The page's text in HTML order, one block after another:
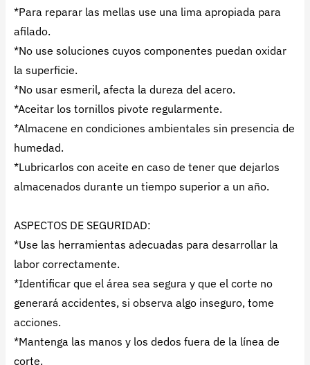
*Para reparar las mellas use una lima apropiada para
afilado.
*No use soluciones cuyos componentes puedan oxidar
la superficie.
*No usar esmeril, afecta la dureza del acero.
*Aceitar los tornillos pivote regularmente.
*Almacene en condiciones ambientales sin presencia de
humedad.
*Lubricarlos con aceite en caso de tener que dejarlos
almacenados durante un tiempo superior a un año.
ASPECTOS DE SEGURIDAD:
*Use las herramientas adecuadas para desarrollar la
labor correctamente.
*Identificar que el área sea segura y que el corte no
generará accidentes, si observa algo inseguro, tome
acciones.
*Mantenga las manos y los dedos fuera de la línea de
corte.